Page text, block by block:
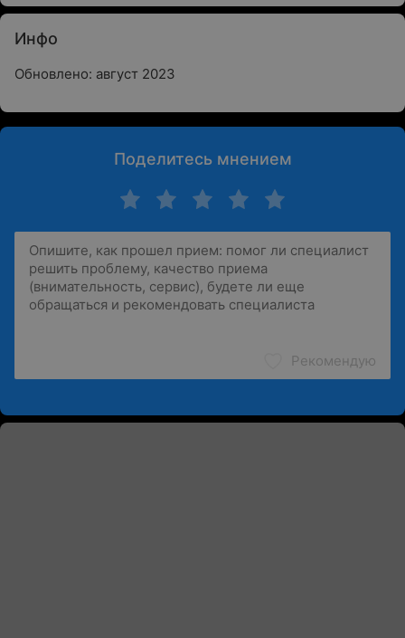
Инфо
Обновлено: август 2023
Поделитесь мнением
Рекомендую